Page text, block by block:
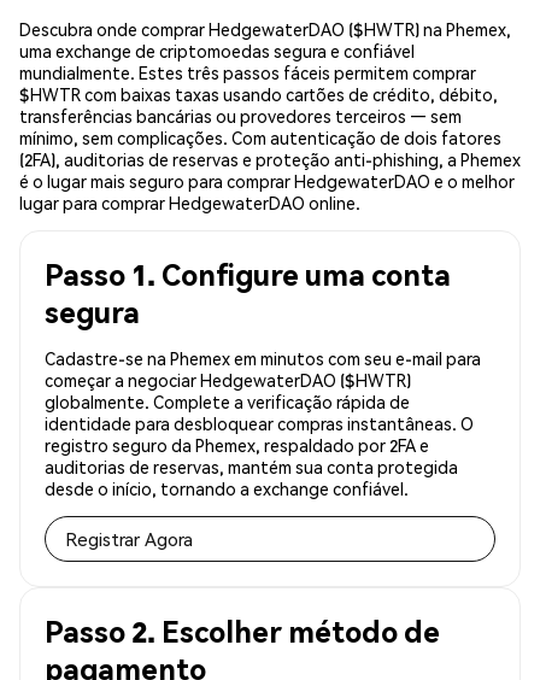
Descubra onde comprar HedgewaterDAO ($HWTR) na Phemex,
uma exchange de criptomoedas segura e confiável
mundialmente. Estes três passos fáceis permitem comprar
$HWTR com baixas taxas usando cartões de crédito, débito,
transferências bancárias ou provedores terceiros — sem
mínimo, sem complicações. Com autenticação de dois fatores
(2FA), auditorias de reservas e proteção anti-phishing, a Phemex
é o lugar mais seguro para comprar HedgewaterDAO e o melhor
lugar para comprar HedgewaterDAO online.
Passo 1. Configure uma conta
segura
Cadastre-se na Phemex em minutos com seu e-mail para
começar a negociar HedgewaterDAO ($HWTR)
globalmente. Complete a verificação rápida de
identidade para desbloquear compras instantâneas. O
registro seguro da Phemex, respaldado por 2FA e
auditorias de reservas, mantém sua conta protegida
desde o início, tornando a exchange confiável.
Registrar Agora
Passo 2. Escolher método de
pagamento